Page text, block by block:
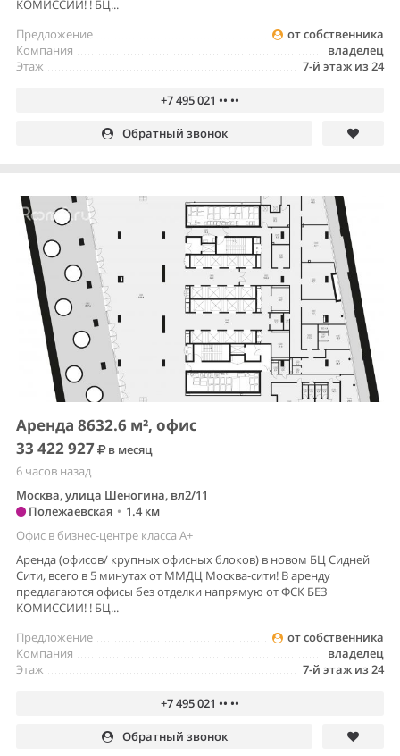
КОМИССИИ! ! БЦ...
от собственника
Предложение
владелец
Компания
7-й этаж из 24
Этаж
+7 495 021 •• ••
Обратный звонок
Аренда 8632.6 м², офис
33 422 927
в месяц
6 часов назад
Москва, улица Шеногина, вл2/11
Полежаевская • 1.4 км
Офис в бизнес-центре класса A+
Аренда (офисов/ крупных офисных блоков) в новом БЦ Сидней
Сити, всего в 5 минутах от ММДЦ Москва-сити! В аренду
предлагаются офисы без отделки напрямую от ФСК БЕЗ
КОМИССИИ! ! БЦ...
от собственника
Предложение
владелец
Компания
7-й этаж из 24
Этаж
+7 495 021 •• ••
Обратный звонок